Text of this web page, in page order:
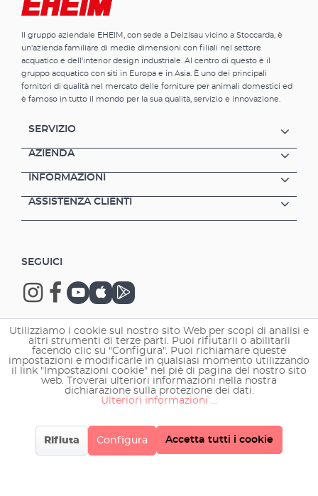
Il gruppo aziendale EHEIM, con sede a Deizisau vicino a Stoccarda, è
un'azienda familiare di medie dimensioni con filiali nel settore
acquatico e dell'interior design industriale. Al centro di questo è il
gruppo acquatico con siti in Europa e in Asia. È uno dei principali
fornitori di qualità nel mercato delle forniture per animali domestici ed
è famoso in tutto il mondo per la sua qualità, servizio e innovazione.
SERVIZIO
AZIENDA
INFORMAZIONI
ASSISTENZA CLIENTI
SEGUICI
Copyright © 2026 EHEIM GmbH & Co. KG.
Utilizziamo i cookie sul nostro sito Web per scopi di analisi e
altri strumenti di terze parti. Puoi rifiutarli o abilitarli
facendo clic su "Configura". Puoi richiamare queste
impostazioni e modificarle in qualsiasi momento utilizzando
il link "Impostazioni cookie" nel piè di pagina del nostro sito
web. Troverai ulteriori informazioni nella nostra
dichiarazione sulla protezione dei dati.
Ulteriori informazioni ...
Rifiuta Configura Accetta tutti i cookie